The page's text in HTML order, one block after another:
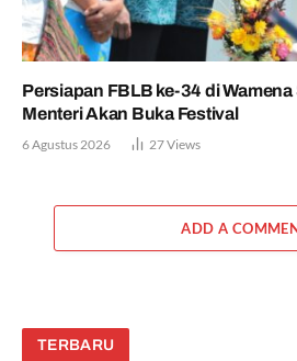
Persiapan FBLB ke-34 di Wamena
Menteri Akan Buka Festival
6 Agustus 2026 27Views
ADD A
TERBARU